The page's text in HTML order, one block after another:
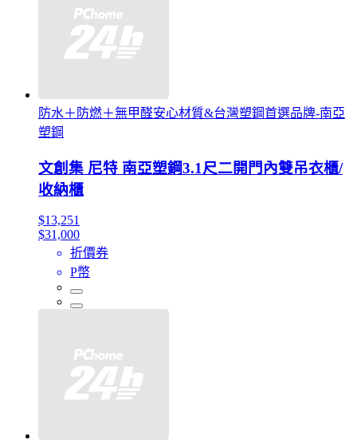
防水＋防燃＋無甲醛安心材質&台灣塑鋼首選品牌-南亞
塑鋼
文創集 尼特 南亞塑鋼3.1尺二開門內雙吊衣櫃/
收納櫃
$13,251
$31,000
折價券
P幣